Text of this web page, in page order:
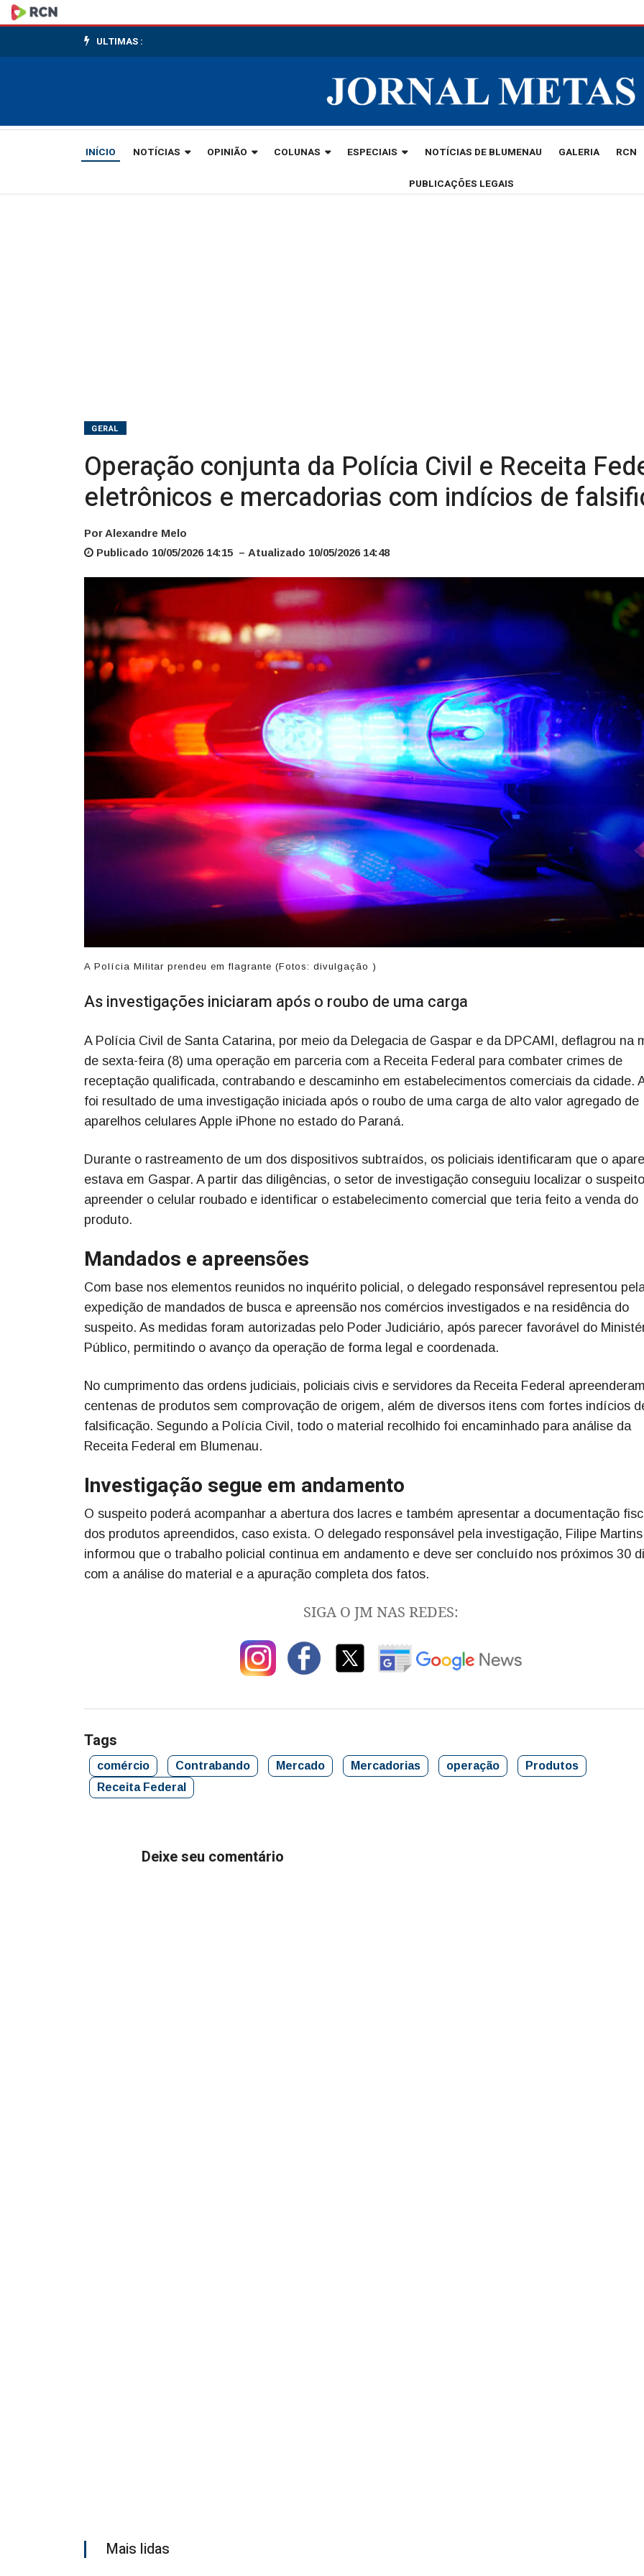
Operação
conjunta
Civil
indícios
falsificação
Gaspar:
ULTIMAS :
INÍCIO NOTÍCIAS OPINIÃO COLUNAS ESPECIAIS NOTÍCIAS DE BLUMENAU GALERIA RCN
PUBLICAÇÕES LEGAIS
GERAL
Operação conjunta da Polícia Civil e Receita
eletrônicos e mercadorias com indícios de
Por Alexandre Melo
Publicado 10/05/2026 14:15 – Atualizado 10/05/2026 14:48
A Polícia Militar prendeu em flagrante (Fotos: divulgação )
As investigações iniciaram após o roubo de uma carga
A Polícia Civil de Santa Catarina, por meio da Delegacia de Gaspar e da DPCAMI, deflagrou na
de sexta-feira (8) uma operação em parceria com a Receita Federal para combater crimes de
receptação qualificada, contrabando e descaminho em estabelecimentos comerciais da cidade.
foi resultado de uma investigação iniciada após o roubo de uma carga de alto valor agregado de
aparelhos celulares Apple iPhone no estado do Paraná.
Durante o rastreamento de um dos dispositivos subtraídos, os policiais identificaram que o
estava em Gaspar. A partir das diligências, o setor de investigação conseguiu localizar o
apreender o celular roubado e identificar o estabelecimento comercial que teria feito a venda do
produto.
Mandados e apreensões
Com base nos elementos reunidos no inquérito policial, o delegado responsável representou
expedição de mandados de busca e apreensão nos comércios investigados e na residência do
suspeito. As medidas foram autorizadas pelo Poder Judiciário, após parecer favorável do
Público, permitindo o avanço da operação de forma legal e coordenada.
No cumprimento das ordens judiciais, policiais civis e servidores da Receita Federal apreenderam
centenas de produtos sem comprovação de origem, além de diversos itens com fortes indícios
falsificação. Segundo a Polícia Civil, todo o material recolhido foi encaminhado para análise da
Receita Federal em Blumenau.
Investigação segue em andamento
O suspeito poderá acompanhar a abertura dos lacres e também apresentar a documentação
dos produtos apreendidos, caso exista. O delegado responsável pela investigação, Filipe
informou que o trabalho policial continua em andamento e deve ser concluído nos próximos 30
com a análise do material e a apuração completa dos fatos.
SIGA O JM NAS REDES:
Tags
comércio Contrabando Mercado Mercadorias operação
Produtos
Receita Federal
Deixe seu comentário
Mais lidas